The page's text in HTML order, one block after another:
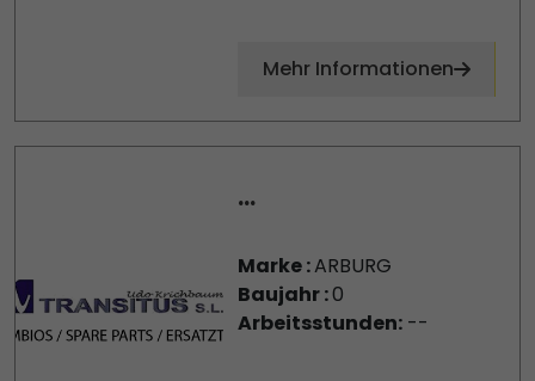
Mehr Informationen
...
Marke :ARBURG
Baujahr :0
Arbeitsstunden:--